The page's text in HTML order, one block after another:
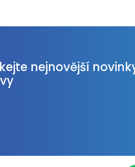
nejnovější